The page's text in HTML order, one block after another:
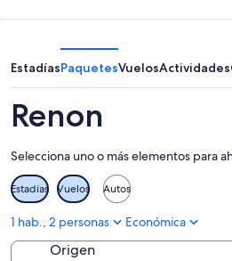
-
ago
la
noche,
8
ago
9
ago
este
fin
de
semana,
ago
-
9
ago
EstadíasPaquetesVuelosActividades
Renon
Selecciona uno o más elementos para
Estadías Vuelos Autos
1 hab., 2 personas Económica
Origen